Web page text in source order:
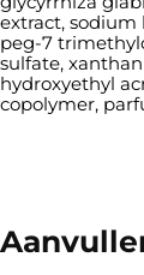
extract,
peg-7
sulfate,
hydroxyethyl
copolymer,